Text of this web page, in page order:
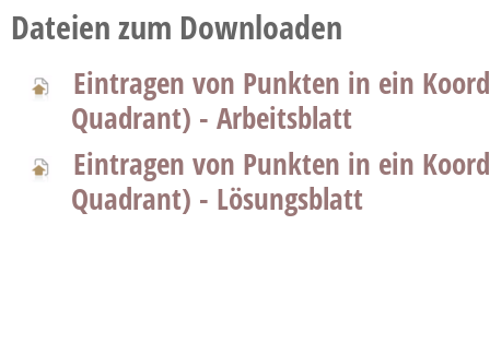
Dateien zum Downloaden
Eintragen von Punkten in ein
Quadrant) - Arbeitsblatt
Eintragen von Punkten in ein
Quadrant) - Lösungsblatt